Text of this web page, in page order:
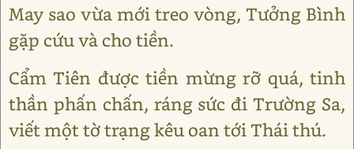
May sao vừa mới treo vòng, Tưởng Bình
gặp cứu và cho tiền.
Cẩm Tiên được tiền mừng rỡ quá, tinh
thần phấn chấn, ráng sức đi Trường Sa,
viết một tờ trạng kêu oan tới Thái thú.